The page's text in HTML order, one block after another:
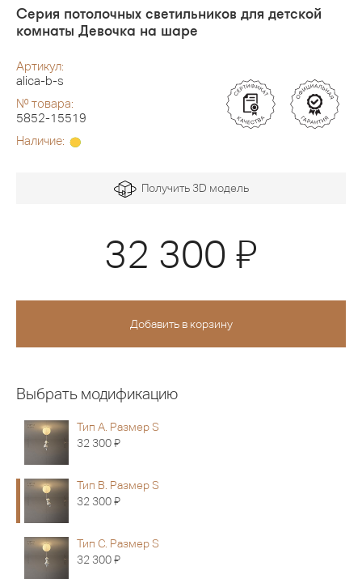
Серия потолочных светильников для детской
комнаты Девочка на шаре
Артикул:
alica-b-s
№ товара:
5852-15519
Наличие:
Получить 3D модель
32 300 Я
Выбрать модификацию
Тип A. Размер S
32 300Я
Тип B. Размер S
32 300Я
Тип C. Размер S
32 300Я